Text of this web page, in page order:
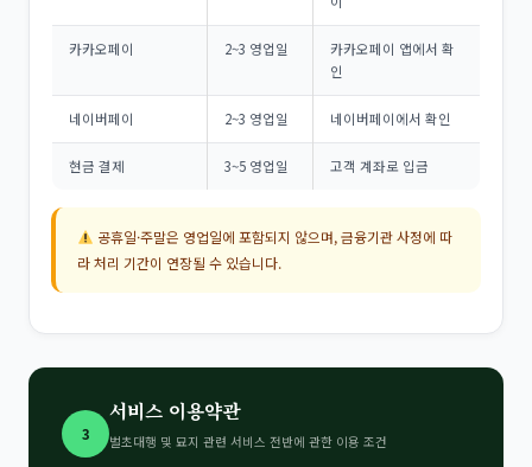
카카오페이 2~3 영업일
카카오페이 앱에서 확
인
네이버페이 2~3 영업일 네이버페이에서 확인
현금 결제 3~5 영업일 고객 계좌로 입금
공휴일·주말은 영업일에 포함되지 않으며, 금융기관 사정에 따
라 처리 기간이 연장될 수 있습니다.
3
서비스 이용약관
벌초대행 및 묘지 관련 서비스 전반에 관한 이용 조건